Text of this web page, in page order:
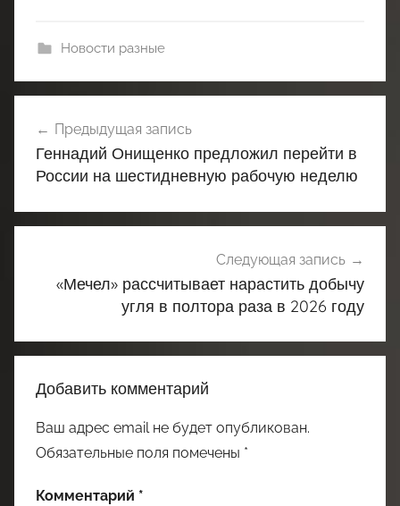
Новости разные
по
записям
Предыдущая запись
Геннадий Онищенко предложил перейти в
России на шестидневную рабочую неделю
Следующая запись
«Мечел» рассчитывает нарастить добычу
угля в полтора раза в 2026 году
Добавить комментарий
Ваш адрес email не будет опубликован.
Обязательные поля помечены *
Комментарий *